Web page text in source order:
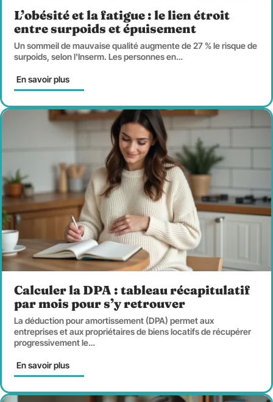
L’obésité et la fatigue : le lien étroit
entre surpoids et épuisement
Un sommeil de mauvaise qualité augmente de 27 % le risque de
surpoids, selon l'Inserm. Les personnes en…
En savoir plus
Calculer la DPA : tableau récapitulatif
par mois pour s’y retrouver
La déduction pour amortissement (DPA) permet aux
entreprises et aux propriétaires de biens locatifs de récupérer
progressivement le…
En savoir plus